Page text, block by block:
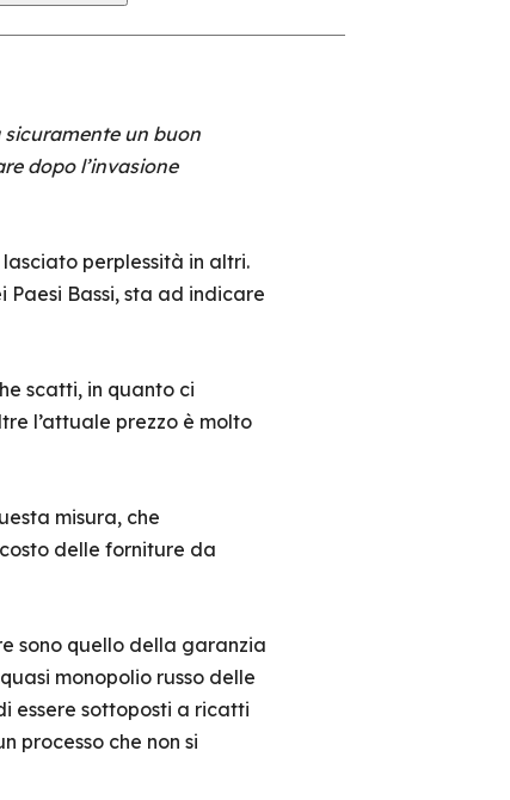
sicuramente un buon
dopo l’invasione
perplessità in altri.
Paesi Bassi, sta ad indicare
scatti, in quanto ci
l’attuale prezzo è molto
misura, che
delle forniture da
sono quello della garanzia
monopolio russo delle
essere sottoposti a ricatti
processo che non si